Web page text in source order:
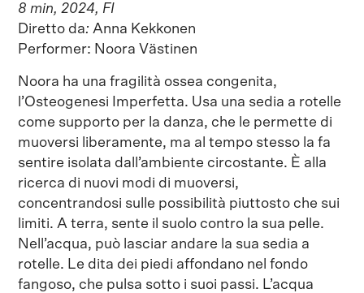
8 min, 2024, FI
Diretto da:Anna Kekkonen
Performer: Noora Västinen
Noora ha una fragilità ossea congenita,
l’Osteogenesi Imperfetta. Usa una sedia a rotelle
come supporto per la danza, che le permette di
muoversi liberamente, ma al tempo stesso la fa
sentire isolata dall’ambiente circostante. È alla
ricerca di nuovi modi di muoversi,
concentrandosi sulle possibilità piuttosto che sui
limiti. A terra, sente il suolo contro la sua pelle.
Nell’acqua, può lasciar andare la sua sedia a
rotelle. Le dita dei piedi affondano nel fondo
fangoso, che pulsa sotto i suoi passi. L’acqua